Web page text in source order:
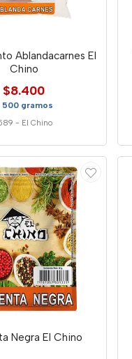
Ablandacarnes El
Chino
$8.400
500 gramos
- El Chino
Negra El Chino